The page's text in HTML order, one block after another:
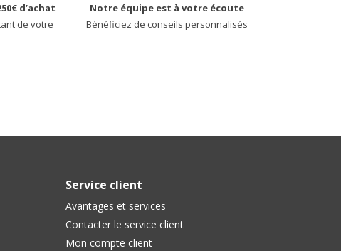
d’achat
de votre
Notre équipe est à votre écoute
Bénéficiez de conseils personnalisés
Service client
Avantages et services
Contacter le service client
Mon compte client